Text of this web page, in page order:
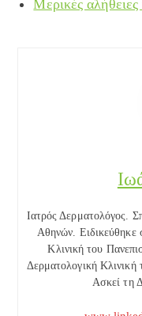
Μερικές
Ιατρός Δερματολόγος.
Αθηνών. Ειδικεύθηκε
Κλινική του
Δερματολογική
Ασκεί τη